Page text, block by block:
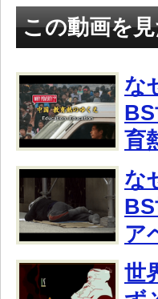
この動画を
な
育
な
ア
世